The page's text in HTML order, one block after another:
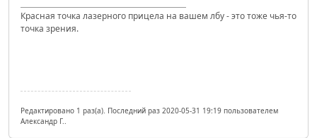
Красная точка лазерного прицела на вашем лбу - это тоже чья-то
точка зрения.
Редактировано 1 раз(а). Последний раз 2020-05-31 19:19 пользователем
Александр Г..